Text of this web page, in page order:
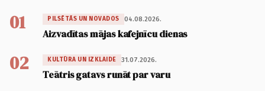
01 PILSĒTĀS UN NOVADOS 04.08.2026.
Aizvadītas mājas kafejnīcu dienas
02 KULTŪRA UN IZKLAIDE 31.07.2026.
Teātris gatavs runāt par varu